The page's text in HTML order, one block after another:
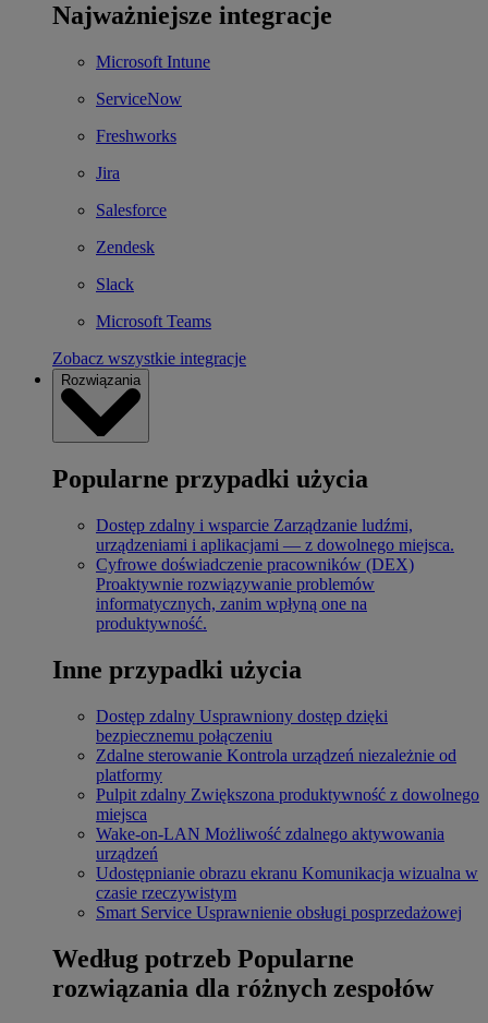
Najważniejsze integracje
Microsoft Intune
ServiceNow
Freshworks
Jira
Salesforce
Zendesk
Slack
Microsoft Teams
Zobacz wszystkie integracje
Rozwiązania
Popularne przypadki użycia
Dostęp zdalny i wsparcie Zarządzanie ludźmi,
urządzeniami i aplikacjami — z dowolnego miejsca.
Cyfrowe doświadczenie pracowników (DEX)
Proaktywnie rozwiązywanie problemów
informatycznych, zanim wpłyną one na
produktywność.
Inne przypadki użycia
Dostęp zdalny Usprawniony dostęp dzięki
bezpiecznemu połączeniu
Zdalne sterowanie Kontrola urządzeń niezależnie od
platformy
Pulpit zdalny Zwiększona produktywność z dowolnego
miejsca
Wake-on-LAN Możliwość zdalnego aktywowania
urządzeń
Udostępnianie obrazu ekranu Komunikacja wizualna w
czasie rzeczywistym
Smart Service Usprawnienie obsługi posprzedażowej
Według potrzeb Popularne
rozwiązania dla różnych zespołów